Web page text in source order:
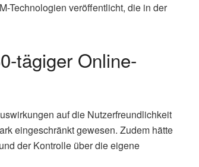
Technologien veröffentlicht, die in der
tägiger Online-
auf die Nutzerfreundlichkeit
eingeschränkt gewesen. Zudem hätte
der Kontrolle über die eigene